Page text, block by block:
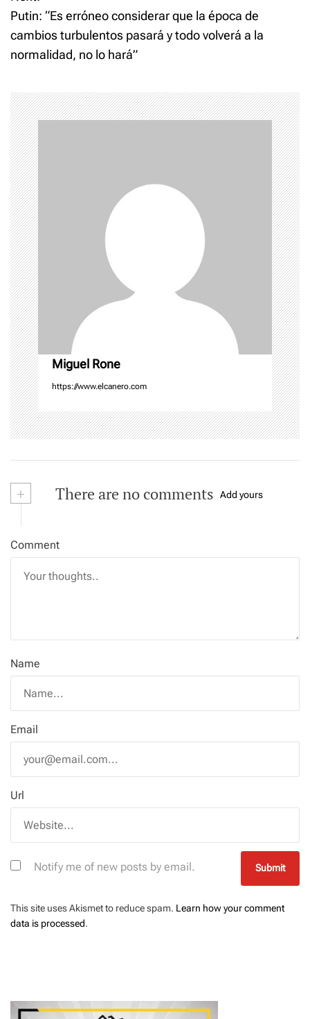
t
n
a
v
i
g
a
t
i
o
n
Putin: “Es erróneo considerar que la época de
cambios turbulentos pasará y todo volverá a la
normalidad, no lo hará”
Miguel Rone
https://www.elcanero.com
+ There are no comments Add yours
Comment
Name
Email
Url
Notify me of new posts by email.
This site uses Akismet to reduce spam. Learn how your comment
data is processed.